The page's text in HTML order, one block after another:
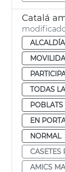
Catalá
ALCALDÍA
TODAS
EN
NORMAL
CASETES
AMICS